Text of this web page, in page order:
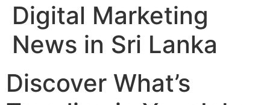
Digital Marketing
News in Sri Lanka
Discover What’s